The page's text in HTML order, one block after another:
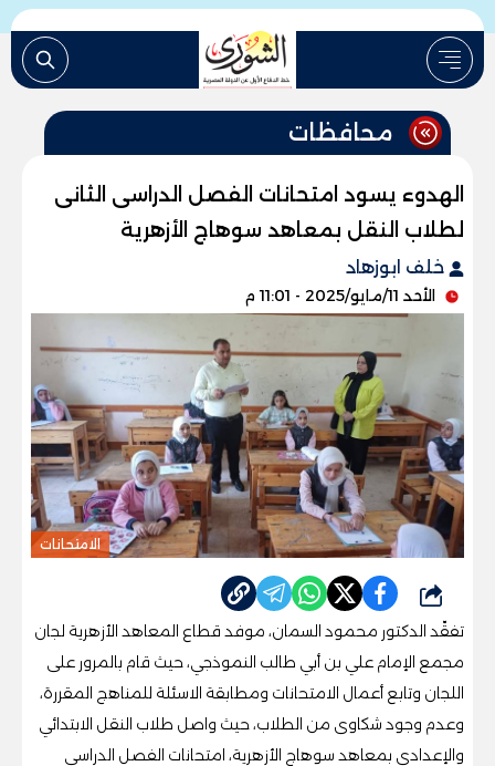
محافظات
الهدوء يسود امتحانات الفصل الدراسى الثانى
لطلاب النقل بمعاهد سوهاج الأزهرية
خلف ابوزهاد
الأحد 11/مايو/2025 - 11:01 م
الامتحانات
شارك
تفقّد الدكتور محمود السمان، موفد قطاع المعاهد الأزهرية لجان
مجمع الإمام علي بن أبي طالب النموذجي، حيث قام بالمرور على
اللجان وتابع أعمال الامتحانات ومطابقة الاسئلة للمناهج المقررة،
وعدم وجود شكاوى من الطلاب، حيث واصل طلاب النقل الابتدائي
والإعدادي بمعاهد سوهاج الأزهرية، امتحانات الفصل الدراسي